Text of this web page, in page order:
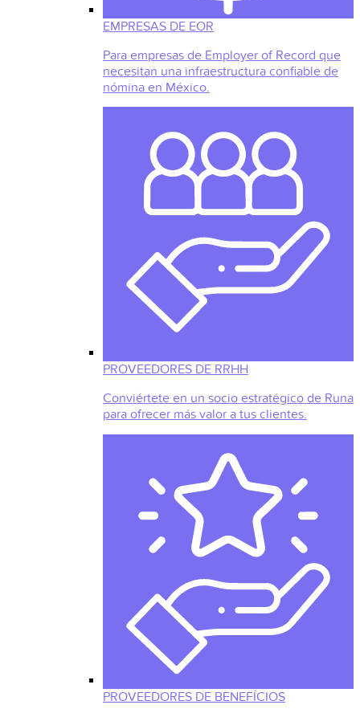
EMPRESAS DE EOR
Para empresas de Employer of Record que
necesitan una infraestructura confiable de
nómina en México.
PROVEEDORES DE RRHH
Conviértete en un socio estratégico de Runa
para ofrecer más valor a tus clientes.
PROVEEDORES DE BENEFÍCIOS